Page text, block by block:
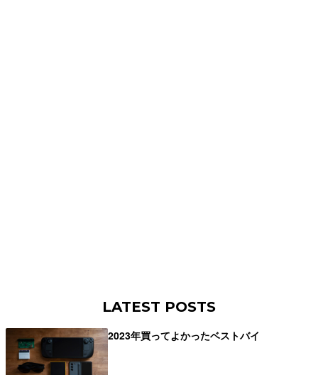
LATEST POSTS
2023年買ってよかったベストバイ